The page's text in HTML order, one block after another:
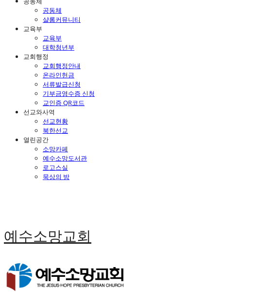
공동체
샬롬커뮤니티
교육부
교육부
대학청년부
교회행정
교회행정안내
온라인헌금
서류발급신청
기부금영수증 신청
교인증 QR코드
선교와사역
선교현황
북한선교
열린공간
소망카페
예수소망도서관
로고스실
묵상의 방
예수소망교회